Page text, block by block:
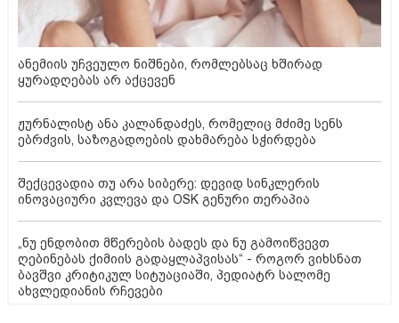
ანემიის უჩვეულო ნიშნები, რომლებსაც ხშირად
ყურადღებას არ აქცევენ
ჟურნალისტ ანა კალანდაძეს, რომელიც მძიმე სენს
ებრძვის, საზოგადოების დახმარება სჭირდება
შექცევადია თუ არა სიბერე: დევიდ სინკლერის
ინოვაციური კვლევა და OSK გენური თერაპია
„ნუ ენდობით მწერების ბადეს და ნუ გამოიწვევთ
ღებინებას ქიმიის გადაყლაპვისას“ - როგორ ვიხსნათ
ბავშვი კრიტიკულ სიტუაციაში, პედიატრ სალომე
ახვლედიანის რჩევები